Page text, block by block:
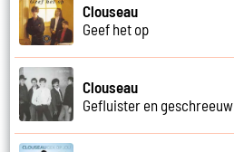
Clouseau
Geef het op
Clouseau
Gefluister en geschreeuw